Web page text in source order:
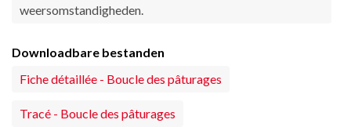
weersomstandigheden.
Downloadbare bestanden
Fiche détaillée - Boucle des pâturages
Tracé - Boucle des pâturages